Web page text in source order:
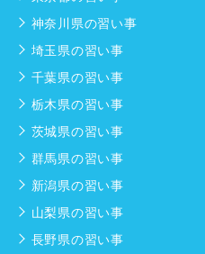
神奈川県の習い事
埼玉県の習い事
千葉県の習い事
栃木県の習い事
茨城県の習い事
群馬県の習い事
新潟県の習い事
山梨県の習い事
長野県の習い事